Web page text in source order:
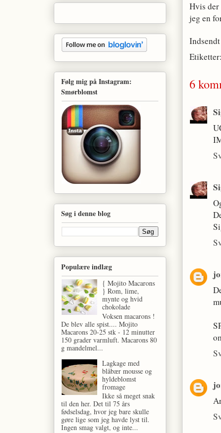
Hvis der
jeg en
6
Følg mig på Instagram:
Smørblomst
Søg i denne blog
Populære indlæg
{ Mojito Macarons
} Rom, lime,
mynte og hvid
chokolade
Voksen macarons !
De blev alle spist.... Mojito
Macarons 20-25 stk - 12 minutter
150 grader varmluft. Macarons 80
g mandelmel...
Lagkage med
blåbær mousse og
hyldeblomst
fromage
Ikke så meget snak
til den her. Det til 75 års
fødselsdag, hvor jeg bare skulle
gøre lige som jeg havde lyst til.
Ingen smag valgt, og inte...